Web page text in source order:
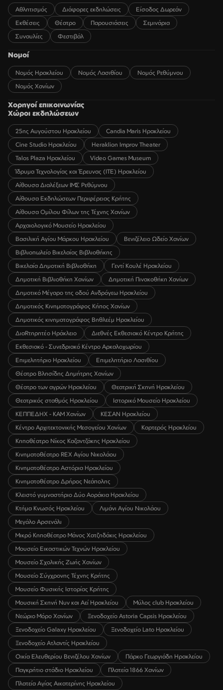
Αθλητισμός Διάφορες εκδηλώσεις
Είσοδος Δωρεάν
Εκθέσεις
Θέατρο Παρουσιάσεις
Σεμινάρια
Συναυλίες
Φεστιβάλ
Νομοί
Νομός Ηρακλείου Νομός Λασιθίου
Νομός Ρεθύμνου
Νομός Χανίων
Χορηγοί επικοινωνίας
Χώροι εκδηλώσεων
25ης Αυγούστου Ηρακλείου
Candia Maris Ηρακλείου
Cine Studio Ηρακλείου
Heraklion Improv Theater
Talos Plaza Ηρακλείου
Video Games Museum
Ίδρυμα Τεχνολογίας και Έρευνας (ΙΤΕ) Ηρακλείου
Αίθουσα Διαλέξεων ΙΜΣ Ρεθύμνου
Αίθουσα Εκδηλώσεων Περιφέρειας Κρήτης
Αίθουσα Ομίλου Φίλων της Τέχνης Χανίων
Αρχαιολογικό Μουσείο Ηρακλείου
Βασιλική Αγίου Μάρκου Ηρακλείου
Βενιζέλειο Ωδείο Χανίων
Βιβλιοπωλείο Βικελαίας Βιβλιοθήκης
Βικελαία Δημοτική Βιβλιοθήκη
Γεντί Κουλέ Ηρακλείου
Δημοτική Βιβλιοθήκη Χανίων
Δημοτική Πινακοθήκη Χανίων
Δημοτικό Μέγαρο της οδού Ανδρόγεω Ηρακλείου
Δημοτικός Κινηματογράφος Κήπος Χανίων
Δημοτικός κινηματογράφος Βηθλεέμ Ηρακλείου
ΔιαRτηρητέο Ηράκλειο
Διεθνές Εκθεσιακό Κέντρο Κρήτης
Εκθεσιακό - Συνεδριακό Κέντρο Αρκαλοχωρίου
Επιμελητήριο Ηρακλείου
Επιμελητήριο Λασιθίου
Θέατρο Βλησίδης Δημήτρης Χανίων
Θέατρο των αγρών Ηρακλείου
Θεατρική Σκηνή Ηρακλείου
Θεατρικός σταθμός Ηρακλείου
Ιστορικό Μουσείο Ηρακλείου
ΚΕΠΠΕΔΗΧ - ΚΑΜ Χανίων
ΚΕΣΑΝ Ηρακλείου
Κέντρο Αρχιτεκτονικής Μεσογείου Χανίων
Καρτερός Ηρακλείου
Κηποθέατρο Νίκος Καζαντζάκης Ηρακλείου
Κινηματοθέατρο REX Αγίου Νικολάου
Κινηματοθέατρο Αστόρια Ηρακλείου
Κινηματοθέατρο Δρήρος Νεάπολης
Κλειστό γυμναστήριο Δύο Αοράκια Ηρακλείου
Κτήμα Κνωσός Ηρακλείου
Λιμάνι Αγίου Νικολάου
Μεγάλο Αρσενάλι
Μικρό Κηποθέατρο Μάνος Χατζηδάκις Ηρακλείου
Μουσείο Εικαστικών Τεχνών Ηρακλείου
Μουσείο Σχολικής Ζωής Χανίων
Μουσείο Σύγχρονης Τέχνης Κρήτης
Μουσείο Φυσικής Ιστορίας Κρήτης
Μουσική Σκηνή Νυν και Αεί Ηρακλείου
Μύλος club Ηρακλείου
Νεώριο Μόρο Χανίων
Ξενοδοχείο Astoria Capsis Ηρακλείου
Ξενοδοχείο Galaxy Ηρακλείου
Ξενοδοχείο Lato Ηρακλείου
Ξενοδοχείο Ατλαντίς Ηρακλείου
Οικία Ελευθερίου Βενιζέλου Χανίων
Πάρκο Γεωργιάδη Ηρακλείου
Παγκρήτιο στάδιο Ηρακλείου
Πλατεία 1866 Χανίων
Πλατεία Αγίας Αικατερίνης Ηρακλείου